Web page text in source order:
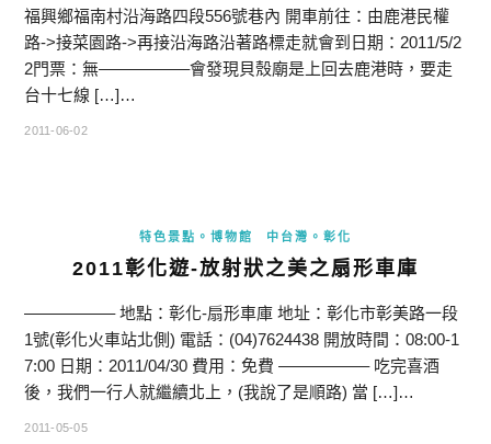
福興鄉福南村沿海路四段556號巷內 開車前往：由鹿港民權
路->接菜園路->再接沿海路沿著路標走就會到日期：2011/5/2
2門票：無—————–會發現貝殼廟是上回去鹿港時，要走
台十七線 […]…
2011-06-02
特色景點。博物館 中台灣。彰化
2011彰化遊-放射狀之美之扇形車庫
—————– 地點：彰化-扇形車庫 地址：彰化市彰美路一段
1號(彰化火車站北側) 電話：(04)7624438 開放時間：08:00-1
7:00 日期：2011/04/30 費用：免費 —————– 吃完喜酒
後，我們一行人就繼續北上，(我說了是順路) 當 […]…
2011-05-05